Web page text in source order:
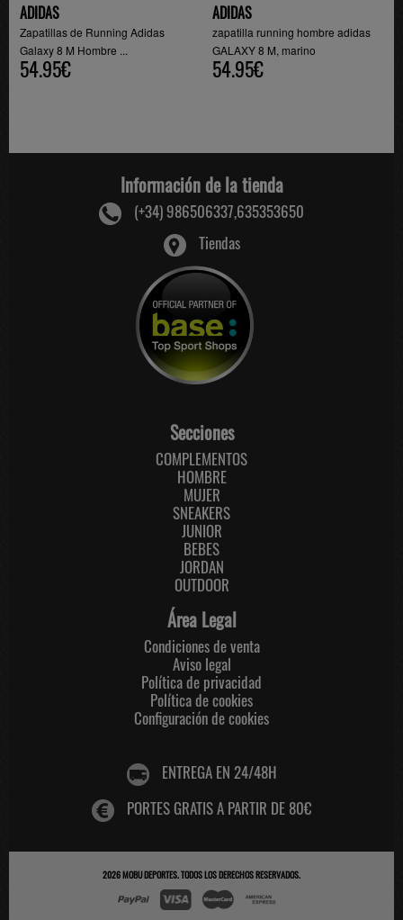
ADIDAS
Zapatillas de Running Adidas
Galaxy 8 M Hombre ...
54.95€
ADIDAS
zapatilla running hombre adidas
GALAXY 8 M, marino
54.95€
Información de la tienda
(+34) 986506337,635353650
Tiendas
Secciones
COMPLEMENTOS
HOMBRE
MUJER
SNEAKERS
JUNIOR
BEBES
JORDAN
OUTDOOR
Área Legal
Condiciones de venta
Aviso legal
Política de privacidad
Política de cookies
Configuración de cookies
ENTREGA EN 24/48H
PORTES GRATIS A PARTIR DE 80€
2026MOBU DEPORTES. TODOS LOS DERECHOS RESERVADOS.